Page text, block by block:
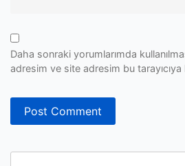
Daha sonraki yorumlarımda
adresim ve site adresim bu